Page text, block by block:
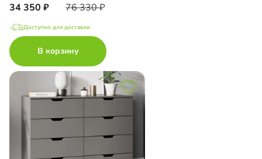
34 350 76 330
Доступно для доставки
В корзину